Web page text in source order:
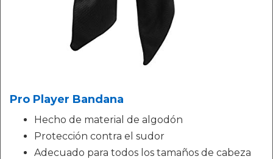
Pro Player Bandana
Hecho de material de algodón
Protección contra el sudor
Adecuado para todos los tamaños de cabeza